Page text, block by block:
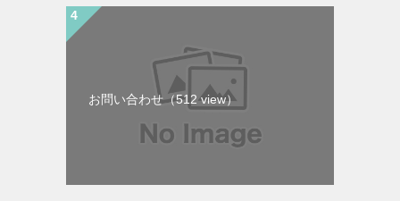
お問い合わせ（512 view）